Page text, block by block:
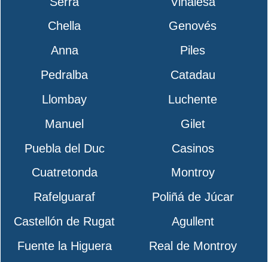
Chella
Genovés
Anna
Piles
Pedralba
Catadau
Llombay
Luchente
Manuel
Gilet
Puebla del Duc
Casinos
Cuatretonda
Montroy
Rafelguaraf
Poliñá de Júcar
Castellón de Rugat
Agullent
Fuente la Higuera
Real de Montroy